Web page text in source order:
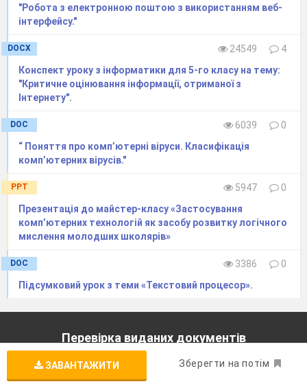
"Робота з електронною поштою з використанням веб-
інтерфейсу."
DOCX 24549
4
Конспект уроку з інформатики для 5-го класу на тему:
"Критичне оцінювання інформації, отриманої з
Інтернету".
DOC 6039
0
“ Поняття про комп’ютерні віруси. Класифікація
комп’ютерних вірусів."
PPT 5947
0
Презентація до майстер-класу «Застосування
комп’ютерних технологій як засобу розвитку логічного
мислення молодших школярів»
DOC 3386
0
Підсумковий урок з теми «Текстовий процесор».
ЗАВАНТАЖИТИ Зберегти на потім
Перевірка виданих документів
Вкажіть номер документа (використовуйте кириличну
розкладку)